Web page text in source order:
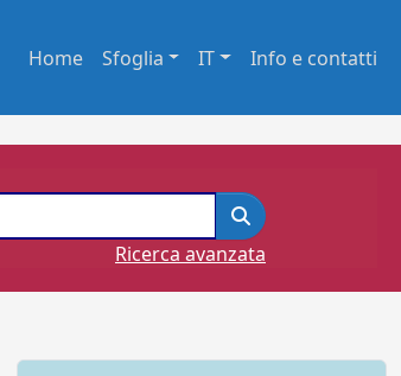
Home Sfoglia IT Info e contatti
Ricerca avanzata